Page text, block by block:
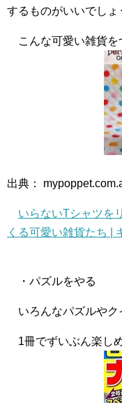
するものがいいでしょ
こんな可愛い雑貨を
出典：
いらないTシャツを
くる可愛い雑貨たち |
・パズルをやる
いろんなパズルやク
1冊でずいぶん楽しめ